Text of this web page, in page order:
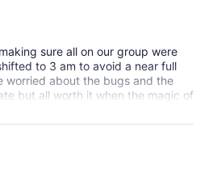
sure all on our group were
to 3 am to avoid a near full
worried about the bugs and the
but all worth it when the magic of
to life. The weird timing almost
and fun! We learned that the
amazing!!